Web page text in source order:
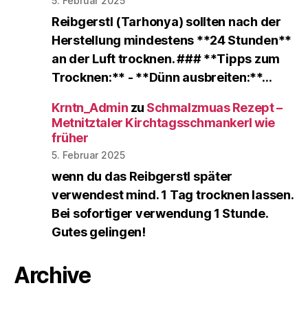
Reibgerstl (Tarhonya) sollten nach der
Herstellung mindestens **24 Stunden**
an der Luft trocknen. ### **Tipps zum
Trocknen:** - **Dünn ausbreiten:**…
Krntn_Admin zu Schmalzmuas Rezept –
Metnitztaler Kirchtagsschmankerl wie
früher
5. Februar 2025
wenn du das Reibgerstl später
verwendest mind. 1 Tag trocknen lassen.
Bei sofortiger verwendung 1 Stunde.
Gutes gelingen!
Archive